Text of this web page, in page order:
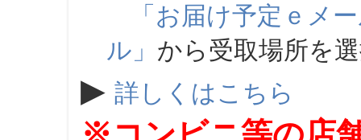
「お届け予定ｅメ
ル」 から受取場所を
▶ 詳しくはこちら